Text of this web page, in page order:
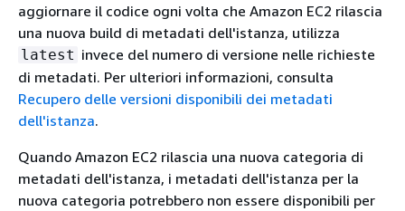
aggiornare il codice ogni volta che Amazon EC2 rilascia
una nuova build di metadati dell'istanza, utilizza
latest invece del numero di versione nelle richieste
di metadati. Per ulteriori informazioni, consulta
Recupero delle versioni disponibili dei metadati
dell'istanza.
Quando Amazon EC2 rilascia una nuova categoria di
metadati dell'istanza, i metadati dell'istanza per la
nuova categoria potrebbero non essere disponibili per